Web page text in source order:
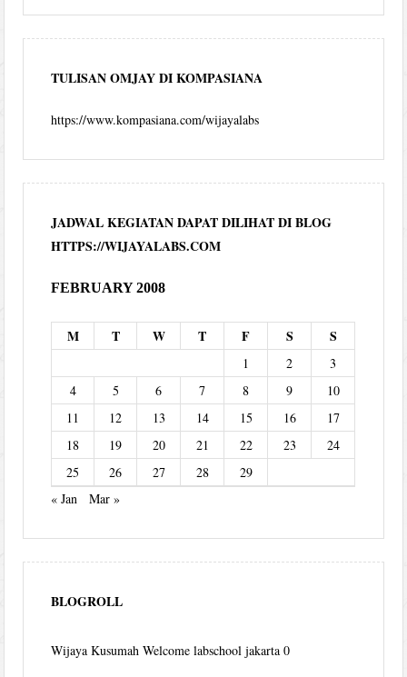
TULISAN OMJAY DI KOMPASIANA
https://www.kompasiana.com/wijayalabs
JADWAL KEGIATAN DAPAT DILIHAT DI BLOG
HTTPS://WIJAYALABS.COM
FEBRUARY 2008
M T W T F S S
1 2
3
4
5 6 7 8 9
10
11
12 13 14 15 16
17
18
19 20 21 22 23
24
25
26 27 28
29
« Jan
Mar »
BLOGROLL
Wijaya Kusumah Welcome labschool jakarta 0